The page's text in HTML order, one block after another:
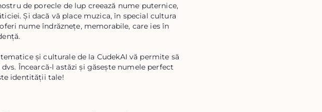
de porecle de lup creează nume puternice,
Și dacă vă place muzica, în special cultura
nume îndrăznețe, memorabile, care ies în
și culturale de la CudekAI vă permite să
Încearcă-l astăzi și găsește numele perfect
identității tale!